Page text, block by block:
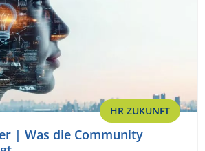
HR ZUKUNFT
| Was die Community